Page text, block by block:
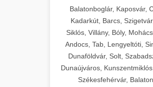
Balatonboglár, Kaposvár,
Kadarkút, Barcs,
Siklós, Villány, Bóly,
Andocs, Tab, Lengyeltóti,
Dunaföldvár, Solt,
Dunaújváros,
Székesfehérvár,